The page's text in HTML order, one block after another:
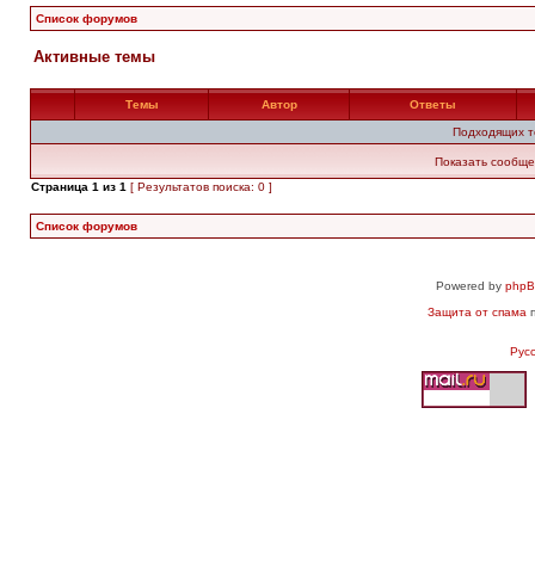
Список форумов
Активные темы
Темы Автор Ответы
Подходящих
Показать
Страница 1 из 1 [ Результатов поиска: 0 ]
Список форумов
Powered by
Защита от спама